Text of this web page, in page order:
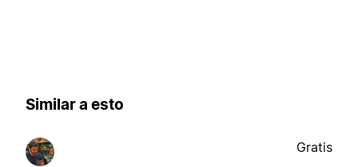
Similar a esto
Gratis